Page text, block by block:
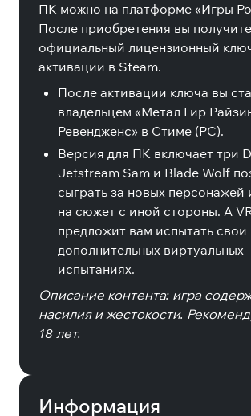
ПК можно на платформе «Игры
После приобретения вы получите
официальный лицензионный
активации в Steam.
После активации ключа вы
владельцем «Метал Гир
Ревендженс» в Стиме (PC).
Версия для ПК включает три
Jetstream Sam и Blade Wolf
сыграть за новых персонажей
на сюжет с иной стороны. А
предложит вам испытать свои
дополнительных виртуальных
испытаниях.
Описание контента: игра
насилия и жестокости.
18 лет.
Информация